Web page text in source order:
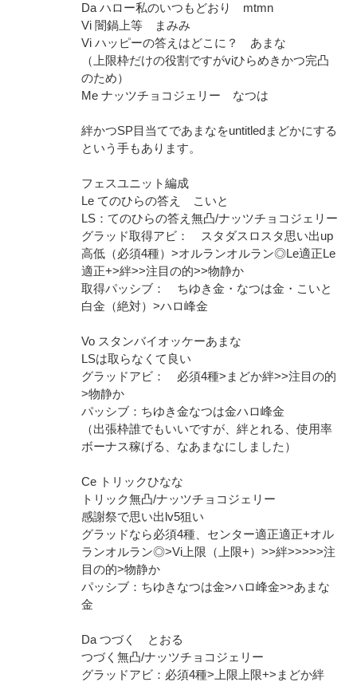
Da ハロー私のいつもどおり mtmn
Vi 闇鍋上等 まみみ
Vi ハッピーの答えはどこに？ あまな
（上限枠だけの役割ですがviひらめきかつ完凸
のため）
Me ナッツチョコジェリー なつは
絆かつSP目当てであまなをuntitledまどかにする
という手もあります。
フェスユニット編成
Le てのひらの答え こいと
LS：てのひらの答え無凸/ナッツチョコジェリー
グラッド取得アビ： スタダスロスタ思い出up
高低（必須4種）>オルランオルラン◎Le適正Le
適正+>絆>>注目の的>>物静か
取得パッシブ： ちゆき金・なつは金・こいと
白金（絶対）>ハロ峰金
Vo スタンバイオッケーあまな
LSは取らなくて良い
グラッドアビ： 必須4種>まどか絆>>注目の的
>物静か
パッシブ：ちゆき金なつは金ハロ峰金
（出張枠誰でもいいですが、絆とれる、使用率
ボーナス稼げる、なあまなにしました）
Ce トリックひなな
トリック無凸/ナッツチョコジェリー
感謝祭で思い出lv5狙い
グラッドなら必須4種、センター適正適正+オル
ランオルラン◎>Vi上限（上限+）>>絆>>>>>注
目の的>物静か
パッシブ：ちゆきなつは金>ハロ峰金>>あまな
金
Da つづく とおる
つづく無凸/ナッツチョコジェリー
グラッドアビ：必須4種>上限上限+>まどか絆